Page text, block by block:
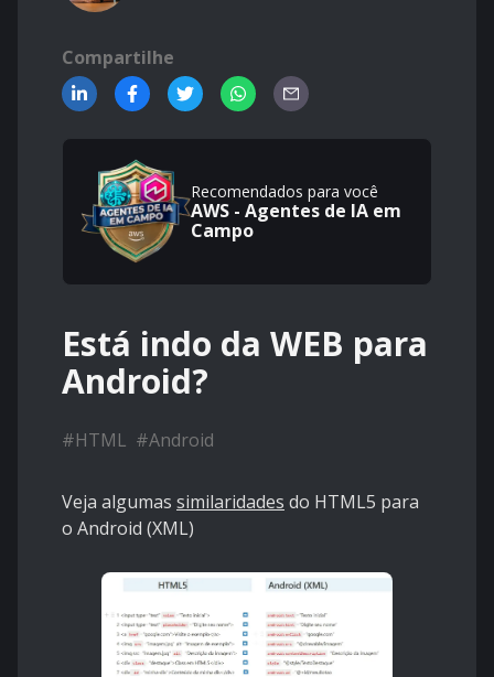
Compartilhe
Recomendados para você
AWS - Agentes de IA em
Campo
Está indo da WEB para
Android?
#HTML #Android
Veja algumas similaridades do HTML5 para
o Android (XML)